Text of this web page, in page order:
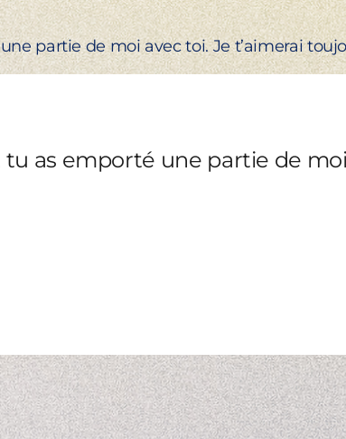
partie de moi avec toi. Je t’aimerai
as emporté une partie de